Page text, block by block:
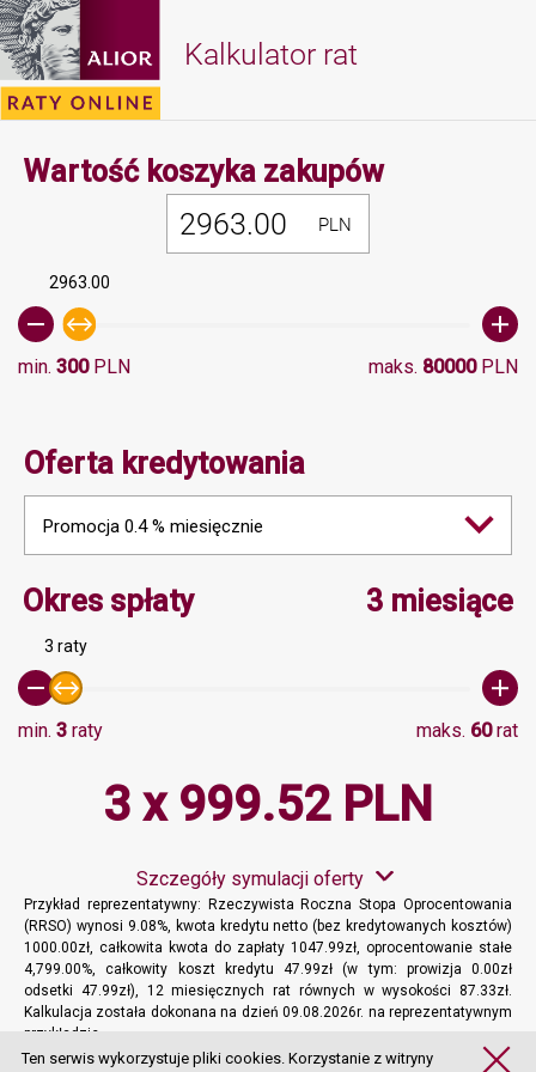
Kalkulator rat
Wartość koszyka zakupówMinimalna
PLN
2963.00
min. 300PLN maks. 80000PLN
Oferta kredytowania
Promocja 0.4 % miesięcznie
Okres spłatyMinimalna wartość 3,
3 miesiące
3 raty
min. 3 raty maks. 60rat
3 x 999.52 PLN
Szczegóły symulacji oferty
Przykład reprezentatywny: Rzeczywista Roczna Stopa Oprocentowania
(RRSO) wynosi 9.08%, kwota kredytu netto (bez kredytowanych kosztów)
1000.00zł, całkowita kwota do zapłaty 1047.99zł, oprocentowanie stałe
4,799.00%, całkowity koszt kredytu 47.99zł (w tym: prowizja 0.00zł
odsetki 47.99zł), 12 miesięcznych rat równych w wysokości 87.33zł.
Kalkulacja została dokonana na dzień 09.08.2026r. na reprezentatywnym
przykładzie.
Więcej informacji
Ten serwis wykorzystuje pliki cookies. Korzystanie z witryny